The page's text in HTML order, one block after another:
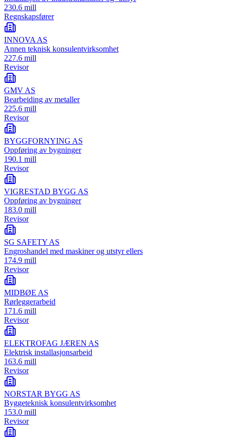
230.6 mill
Regnskapsfører
INNOVA AS
Annen teknisk konsulentvirksomhet
227.6 mill
Revisor
GMV AS
Bearbeiding av metaller
225.6 mill
Revisor
BYGGFORNYING AS
Oppføring av bygninger
190.1 mill
Revisor
VIGRESTAD BYGG AS
Oppføring av bygninger
183.0 mill
Revisor
SG SAFETY AS
Engroshandel med maskiner og utstyr ellers
174.9 mill
Revisor
MIDBØE AS
Rørleggerarbeid
171.6 mill
Revisor
ELEKTROFAG JÆREN AS
Elektrisk installasjonsarbeid
163.6 mill
Revisor
NORSTAR BYGG AS
Byggeteknisk konsulentvirksomhet
153.0 mill
Revisor